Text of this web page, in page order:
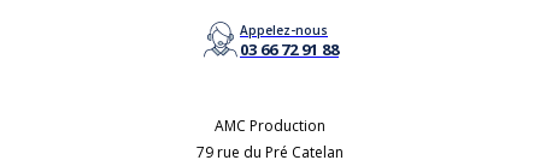
Appelez-nous
03 66 72 91 88
AMC Production
79 rue du Pré Catelan